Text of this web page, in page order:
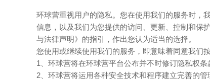
环球营重视用户的隐私。您在使用我们的服务时，
信息，以及我们为您提供的访问、更新、控制和保
与法律声明》的指引，作出您认为适当的选择。
您使用或继续使用我们的服务，即意味着同意我们
1、环球营将在环球营平台公布并不时修订隐私权
2、环球营将运用各种安全技术和程序建立完善的